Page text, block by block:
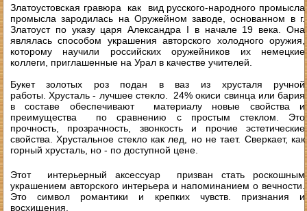
Златоустовская гравюра как вид русского-народного промысла
промысла зародилась на Оружейном заводе, основанном в г.
Златоуст по указу царя Александра I в начале 19 века. Она
являлась способом украшения авторского холодного оружия,
которому научили российских оружейников их немецкие
коллеги, приглашенные на Урал в качестве учителей.
Букет золотых роз подан в ваз из хрусталя ручной
работы. Хрусталь - лучшее стекло. 24% окиси свинца или бария
в составе обеспечивают материалу новые свойства и
преимущества по сравнению с простым стеклом. Это
прочность, прозрачность, звонкость и прочие эстетические
свойства. Хрустальное стекло как лед, но не тает. Сверкает, как
горный хрусталь, но - по доступной цене.
Этот интерьерный аксессуар призван стать роскошным
украшением авторского интерьера и напоминанием о вечности.
Это символ романтики и крепких чувств. признания и
восхищения.